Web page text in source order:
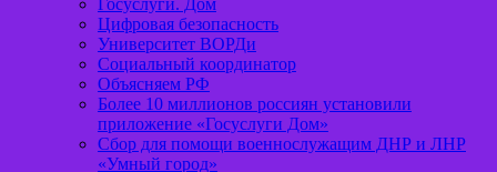
Цифровая безопасность
Университет ВОРДи
Социальный координатор
Объясняем РФ
Более 10 миллионов россиян установили
приложение «Госуслуги Дом»
Сбор для помощи военнослужащим ДНР и ЛНР
«Умный город»